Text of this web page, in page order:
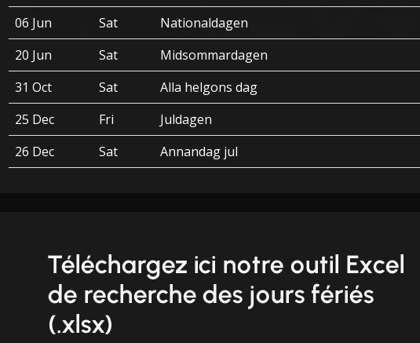
06 Jun
Sat
Nationaldagen
20 Jun
Sat
Midsommardagen
31 Oct
Sat
Alla helgons dag
25 Dec
Fri
Juldagen
26 Dec
Sat Annandag jul
Téléchargez ici notre outil Excel
de recherche des jours fériés
(.xlsx)